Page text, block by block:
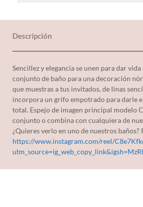
Descripción
Sencillez y elegancia se unen para dar
conjunto de baño para una decoración
que muestras a tus invitados, de linas
incorpora un grifo empotrado para darle
total. Espejo de imagen principal modelo
conjunto o combina con cualquiera de
¿Quieres verlo en uno de nuestros baños?
https://www.instagram.com/reel/